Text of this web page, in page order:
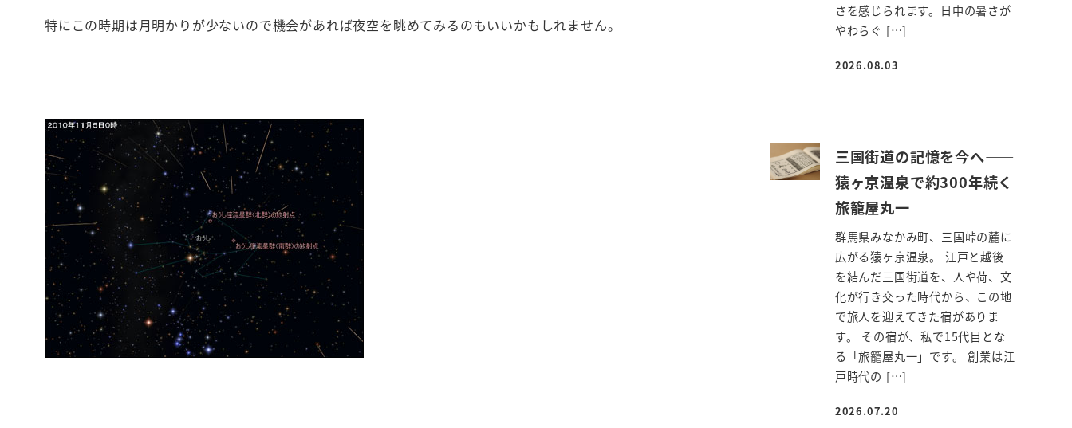
特にこの時期は月明かりが少ないので機会があれば夜空を眺めてみるのもいいかもしれません。
さを感じられます。日中の暑さが
やわらぐ […]
投稿日
2026.08.03
三国街道の記憶を今へ――
猿ヶ京温泉で約300年続く
旅籠屋丸一
群馬県みなかみ町、三国峠の麓に
広がる猿ヶ京温泉。 江戸と越後
を結んだ三国街道を、人や荷、文
化が行き交った時代から、この地
で旅人を迎えてきた宿がありま
す。 その宿が、私で15代目とな
る「旅籠屋丸一」です。 創業は江
戸時代の […]
投稿日
2026.07.20